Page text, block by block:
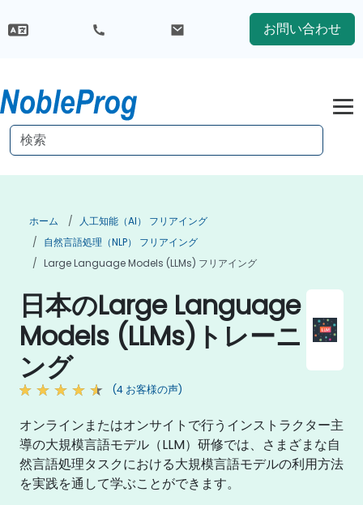
お問い合わせ
ホーム
人工知能（AI） フリアイング
自然言語処理（NLP） フリアイング
Large Language Models (LLMs) フリアイング
日本のLarge Language
Models (LLMs)トレーニ
ング
(4 お客様の声)
オンラインまたはオンサイトで行うインストラクター主
導の大規模言語モデル（LLM）研修では、さまざまな自
然言語処理タスクにおける大規模言語モデルの利用方法
を実践を通して学ぶことができます。